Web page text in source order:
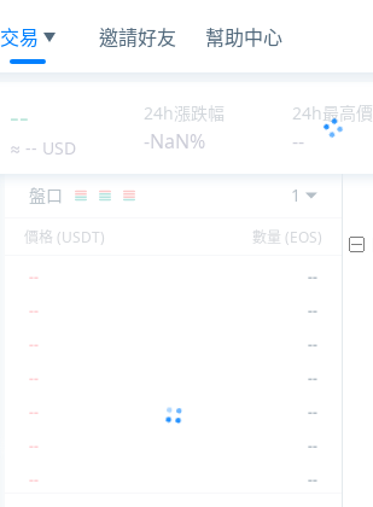
交易 邀請好友 幫助中心
--
≈ -- USD
24h漲跌幅
-NaN%
24h最高價
--
盤口 1
價格 (USDT) 數量 (EOS)
--
--
--
--
--
--
--
--
--
--
--
--
--
--
--
--
--
--
--